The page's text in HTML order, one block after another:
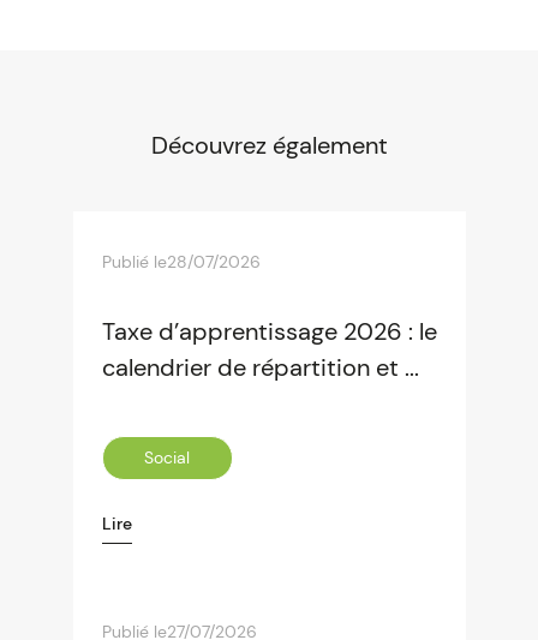
Découvrez également
Publié le28/07/2026
Taxe d’apprentissage 2026 : le
calendrier de répartition et ...
Social
Lire
Publié le27/07/2026